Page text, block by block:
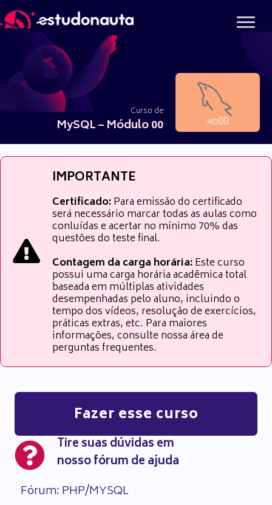
para
conteúdo
Curso de
MySQL – Módulo 00
IMPORTANTE
Certificado:Para emissão do certificado
será necessário marcar todas as aulas como
conluídas e acertar no mínimo 70% das
questões do teste final.
Contagem da carga horária:Este curso
possui uma carga horária acadêmica total
baseada em múltiplas atividades
desempenhadas pelo aluno, incluindo o
tempo dos vídeos, resolução de exercícios,
práticas extras, etc. Para maiores
informações, consulte nossa área de
perguntas frequentes.
Fazer esse curso
Tire suas dúvidas em
nosso fórum de ajuda
Fórum: PHP/MYSQL